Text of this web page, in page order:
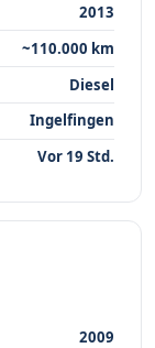
2013
~110.000 km
Diesel
Ingelfingen
Vor 19 Std.
2009